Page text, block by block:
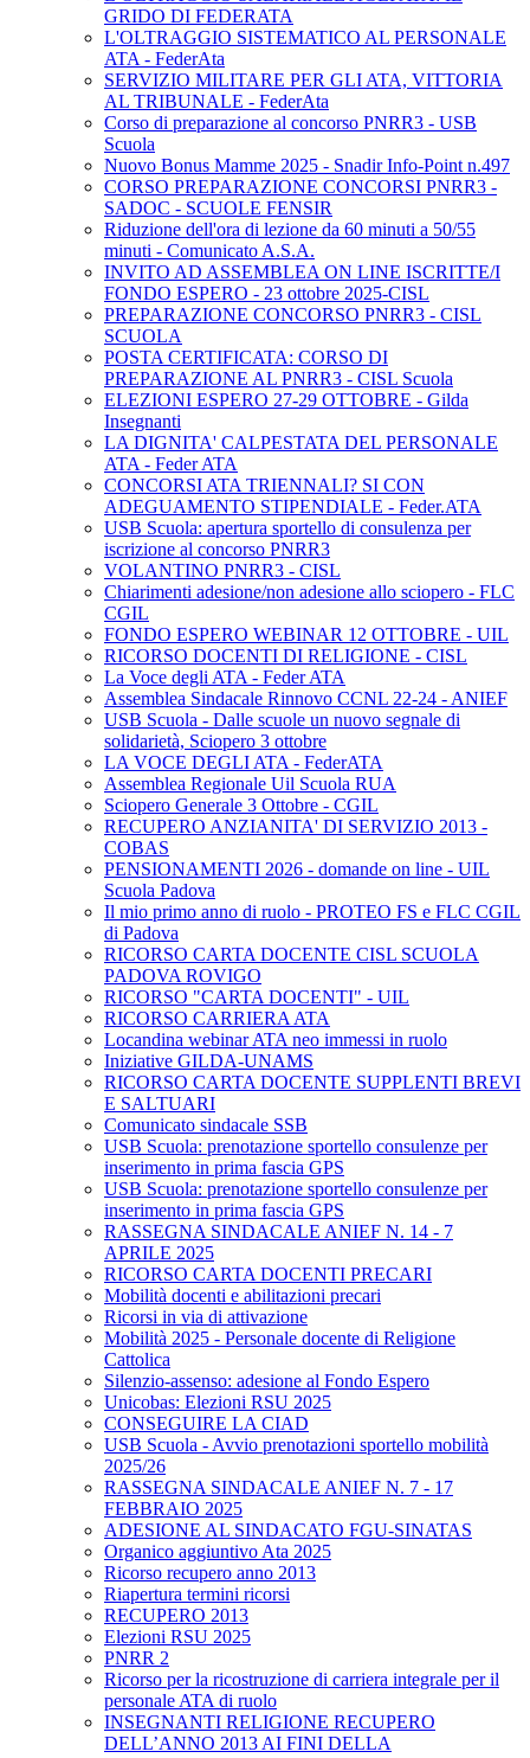
GRIDO DI FEDERATA
L'OLTRAGGIO SISTEMATICO AL PERSONALE
ATA - FederAta
SERVIZIO MILITARE PER GLI ATA, VITTORIA
AL TRIBUNALE - FederAta
Corso di preparazione al concorso PNRR3 - USB
Scuola
Nuovo Bonus Mamme 2025 - Snadir Info-Point n.497
CORSO PREPARAZIONE CONCORSI PNRR3 -
SADOC - SCUOLE FENSIR
Riduzione dell'ora di lezione da 60 minuti a 50/55
minuti - Comunicato A.S.A.
INVITO AD ASSEMBLEA ON LINE ISCRITTE/I
FONDO ESPERO - 23 ottobre 2025-CISL
PREPARAZIONE CONCORSO PNRR3 - CISL
SCUOLA
POSTA CERTIFICATA: CORSO DI
PREPARAZIONE AL PNRR3 - CISL Scuola
ELEZIONI ESPERO 27-29 OTTOBRE - Gilda
Insegnanti
LA DIGNITA' CALPESTATA DEL PERSONALE
ATA - Feder ATA
CONCORSI ATA TRIENNALI? SI CON
ADEGUAMENTO STIPENDIALE - Feder.ATA
USB Scuola: apertura sportello di consulenza per
iscrizione al concorso PNRR3
VOLANTINO PNRR3 - CISL
Chiarimenti adesione/non adesione allo sciopero - FLC
CGIL
FONDO ESPERO WEBINAR 12 OTTOBRE - UIL
RICORSO DOCENTI DI RELIGIONE - CISL
La Voce degli ATA - Feder ATA
Assemblea Sindacale Rinnovo CCNL 22-24 - ANIEF
USB Scuola - Dalle scuole un nuovo segnale di
solidarietà, Sciopero 3 ottobre
LA VOCE DEGLI ATA - FederATA
Assemblea Regionale Uil Scuola RUA
Sciopero Generale 3 Ottobre - CGIL
RECUPERO ANZIANITA' DI SERVIZIO 2013 -
COBAS
PENSIONAMENTI 2026 - domande on line - UIL
Scuola Padova
Il mio primo anno di ruolo - PROTEO FS e FLC CGIL
di Padova
RICORSO CARTA DOCENTE CISL SCUOLA
PADOVA ROVIGO
RICORSO "CARTA DOCENTI" - UIL
RICORSO CARRIERA ATA
Locandina webinar ATA neo immessi in ruolo
Iniziative GILDA-UNAMS
RICORSO CARTA DOCENTE SUPPLENTI BREVI
E SALTUARI
Comunicato sindacale SSB
USB Scuola: prenotazione sportello consulenze per
inserimento in prima fascia GPS
USB Scuola: prenotazione sportello consulenze per
inserimento in prima fascia GPS
RASSEGNA SINDACALE ANIEF N. 14 - 7
APRILE 2025
RICORSO CARTA DOCENTI PRECARI
Mobilità docenti e abilitazioni precari
Ricorsi in via di attivazione
Mobilità 2025 - Personale docente di Religione
Cattolica
Silenzio-assenso: adesione al Fondo Espero
Unicobas: Elezioni RSU 2025
CONSEGUIRE LA CIAD
USB Scuola - Avvio prenotazioni sportello mobilità
2025/26
RASSEGNA SINDACALE ANIEF N. 7 - 17
FEBBRAIO 2025
ADESIONE AL SINDACATO FGU-SINATAS
Organico aggiuntivo Ata 2025
Ricorso recupero anno 2013
Riapertura termini ricorsi
RECUPERO 2013
Elezioni RSU 2025
PNRR 2
Ricorso per la ricostruzione di carriera integrale per il
personale ATA di ruolo
INSEGNANTI RELIGIONE RECUPERO
DELL’ANNO 2013 AI FINI DELLA